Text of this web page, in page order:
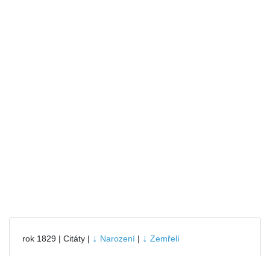
rok 1829 | Citáty | ↓ Narození | ↓ Zemřelí